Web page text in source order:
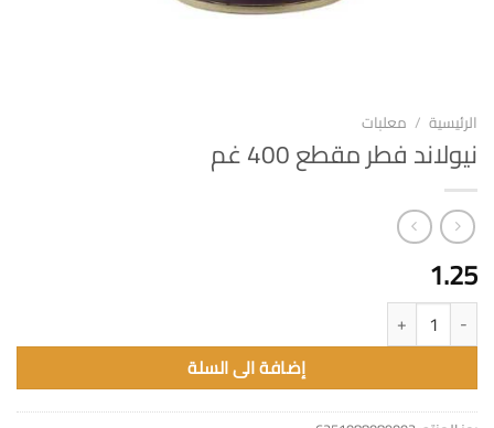
الرئيسية / معلبات
نيولاند فطر مقطع 400 غم
1.25
كمية نيولاند فطر مقطع 400 غم
إضافة الى السلة